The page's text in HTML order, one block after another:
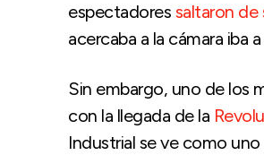
espectadores saltaron de
acercaba a la cámara iba
Sin embargo, uno de los
con la llegada de la
Industrial se ve como